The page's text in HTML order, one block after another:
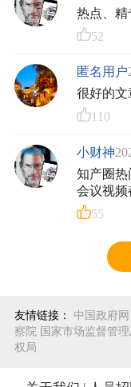
热点、精
52
匿名用户
很好的文
110
小财神
知产圈热
会议视频
55
友情链接： 中国政府网
察院 国家市场监督管
权局